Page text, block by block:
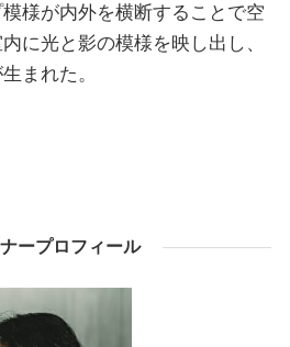
様が内外を横断することで空
に光と影の模様を映し出し、
まれた。
ープロフィール